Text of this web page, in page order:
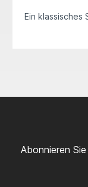
Ein klassisches
Abonnieren